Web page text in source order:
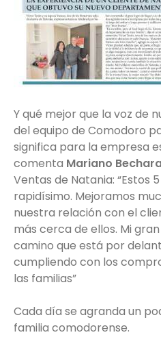
Y qué mejor que la voz de
del equipo de Comodoro
significa para la empresa
comenta Mariano
Ventas de Natania: “Estos
rapidísimo. Mejoramos
nuestra relación con el
más cerca de ellos. Mi
camino que está por
cumpliendo con los
las familias”
Cada día se agranda un
familia comodorense.